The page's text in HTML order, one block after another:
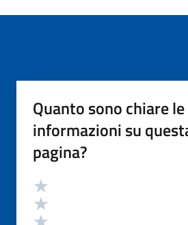
Quanto sono chiare le
informazioni su
pagina?
Valutazione